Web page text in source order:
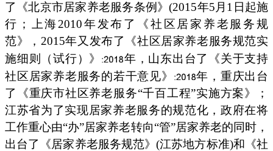
了《北京市居家养老服务条例》(2015年5月1日起施
行；上海2010年发布了《社区居家养老服务规
范》，2015年又发布了《社区居家养老服务规范实
施细则（试行）》
年，山东出台了《关于支持
社区居家养老服务的若干意见》
年，重庆出台
了《重庆市社区养老服务“千百工程”实施方案》；
江苏省为了实现居家养老服务的规范化，政府在将
工作重心由“办”居家养老转向“管”居家养老的同时，
出台了《居家养老服务规范》(江苏地方标准)和《社